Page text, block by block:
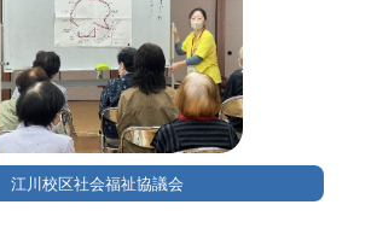
江川校区社会福祉協議会